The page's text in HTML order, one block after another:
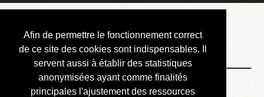
Afin de permettre le fonctionnement correct
de ce site des cookies sont indispensables. Il
servent aussi à établir des statistiques
anonymisées ayant comme finalités
principales l'ajustement des ressources
Courbis, « LE »
Blog Officiel
Bienvenue